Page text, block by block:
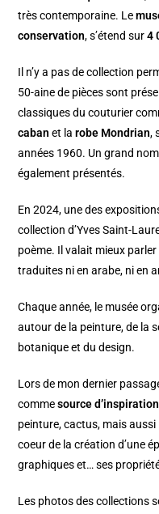
très contemporaine. Le
conservation, s’étend sur4
Il n’y a pas de collection
50-aine de pièces sont
classiques du couturier
caban et larobe Mondrian,
années 1960. Un grand
également présentés.
En 2024, une des
collection d’Yves Saint-
poème. Il valait mieux
traduites ni en arabe, ni en
Chaque année, le musée
autour de la peinture, de la
botanique et du design.
Lors de mon dernier
commesource
peinture, cactus, mais
coeur de la création d’une
graphiques et… ses
Les photos des collections